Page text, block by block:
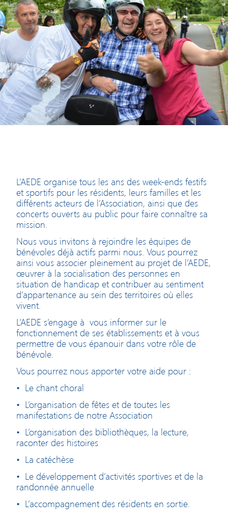
L’AEDE organise tous les ans des week-ends festifs
et sportifs pour les résidents, leurs familles et les
différents acteurs de l’Association, ainsi que des
concerts ouverts au public pour faire connaître sa
mission.
Nous vous invitons à rejoindre les équipes de
bénévoles déjà actifs parmi nous. Vous pourrez
ainsi vous associer pleinement au projet de l’AEDE,
œuvrer à la socialisation des personnes en
situation de handicap et contribuer au sentiment
d’appartenance au sein des territoires où elles
vivent.
L’AEDE s’engage à vous informer sur le
fonctionnement de ses établissements et à vous
permettre de vous épanouir dans votre rôle de
bénévole.
Vous pourrez nous apporter votre aide pour :
• Le chant choral
• L’organisation de fêtes et de toutes les
manifestations de notre Association
• L’organisation des bibliothèques, la lecture,
raconter des histoires
• La catéchèse
• Le développement d’activités sportives et de la
randonnée annuelle
• L’accompagnement des résidents en sortie.